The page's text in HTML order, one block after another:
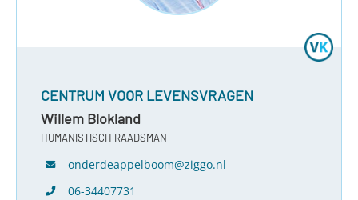
CENTRUM VOOR LEVENSVRAGEN
Willem Blokland
HUMANISTISCH RAADSMAN
onderdeappelboom@ziggo.nl
06-34407731